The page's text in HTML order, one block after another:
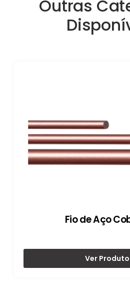
Outras
Fio de Aço
Ver